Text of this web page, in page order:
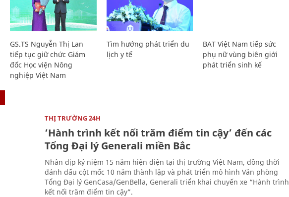
GS.TS Nguyễn Thị Lan
tiếp tục giữ chức Giám
đốc Học viện Nông
nghiệp Việt Nam
Tìm hướng phát triển du
lịch y tế
BAT Việt Nam tiếp sức
phụ nữ vùng biên giới
phát triển sinh kế
THỊ TRƯỜNG 24H
‘Hành trình kết nối trăm điểm tin cậy’ đến các
Tổng Đại lý Generali miền Bắc
Nhân dịp kỷ niệm 15 năm hiện diện tại thị trường Việt Nam, đồng thời
đánh dấu cột mốc 10 năm thành lập và phát triển mô hình Văn phòng
Tổng Đại lý GenCasa/GenBella, Generali triển khai chuyến xe “Hành trình
kết nối trăm điểm tin cậy”.